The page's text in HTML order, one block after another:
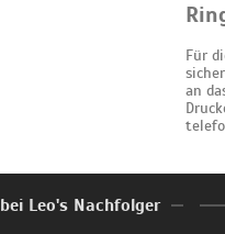
Für
an
Leo's Nachfolger